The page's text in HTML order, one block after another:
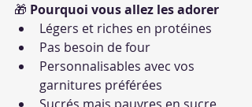
🎁 Pourquoi vous allez les adorer
Légers et riches en protéines
Pas besoin de four
Personnalisables avec vos
garnitures préférées